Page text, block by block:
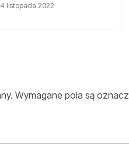
4 listopada 2022
Wymagane pola są